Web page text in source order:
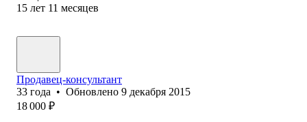
15 лет 11 месяцев
Продавец-консультант
33 года • Обновлено 9 декабря 2015
18 000 ₽